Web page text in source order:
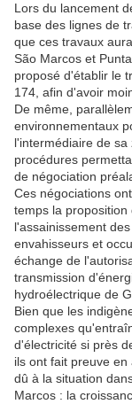
Lors du lancement
base des lignes de
que ces travaux
São Marcos et
proposé d'établir le
174, afin d'avoir
De même,
environnementaux
l'intermédiaire de
procédures
de négociation
Ces négociations
temps la
l'assainissement
envahisseurs et
échange de
transmission
hydroélectrique de
Bien que les
complexes
d'électricité si près
ils ont fait preuve
dû à la situation
Marcos : la